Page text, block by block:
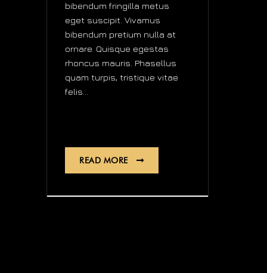
bibendum fringilla metus
eget suscipit. Vivamus
bibendum pretium nulla at
ornare. Quisque egestas
rhoncus mauris. Phasellus
quam turpis, tristique vitae
felis...
READ MORE